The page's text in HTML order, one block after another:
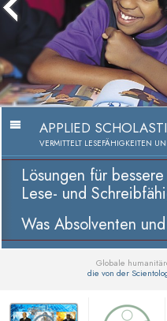
APPLIED
VERMITTELT LESEFÄHIGKEITEN
Lösungen für
Lese- und
Was Absolventen
Globale
die von der